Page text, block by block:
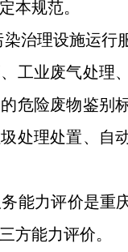
本规范。
治理设施运行
工业废气处理
危险废物鉴别
处理处置、自
能力评价是重
方能力评价。